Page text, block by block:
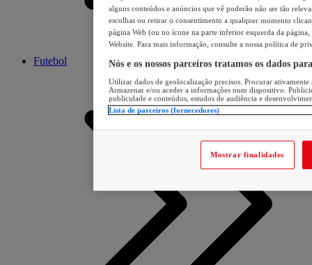
Futebol
alguns conteúdos e anúncios que vê poderão não ser tão
escolhas ou retirar o consentimento a qualquer momento
página Web (ou no ícone na parte inferior esquerda da página,
Website. Para mais informação, consulte a nossa política de
Nós e os nossos parceiros tratamos os dados
Utilizar dados de geolocalização precisos. Procurar
Armazenar e/ou aceder a informações num dispositivo.
publicidade e conteúdos, estudos de audiência e
Lista de parceiros (fornecedores)
Mostrar finalidades